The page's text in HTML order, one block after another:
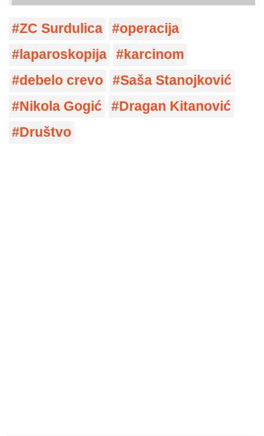
ZC Surdulica
operacija
laparoskopija
karcinom
debelo crevo
Saša Stanojković
Nikola Gogić
Dragan Kitanović
Društvo